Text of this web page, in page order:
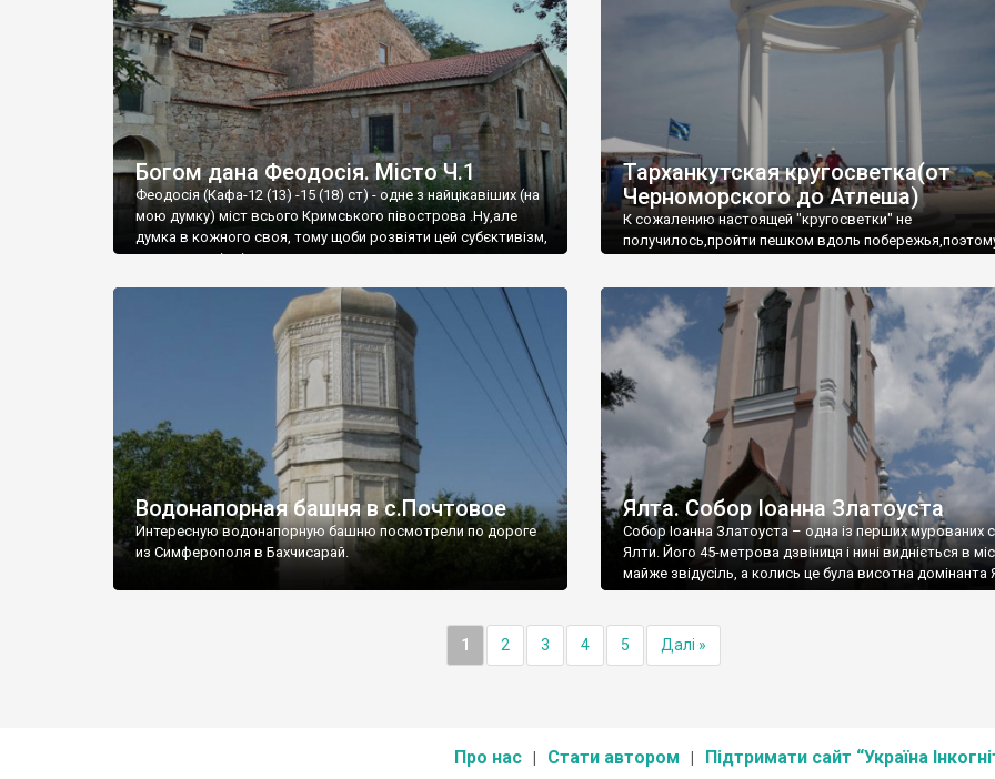
Богом дана Феодосія. Місто Ч.1
Феодосія (Кафа-12 (13) -15 (18) ст) - одне з найцікавіших (на
мою думку) міст всього Кримського півострова .Ну,але
думка в кожного своя, тому щоби розвіяти цей субєктивізм,
запрошую відвідати це
Тарханкутская кругосветка(от
Черноморского до Атлеша)
К сожалению настоящей "кругосветки" не
получилось,пройти пешком вдоль
Водонапорная башня в с.Почтовое
Интересную водонапорную башню посмотрели по дороге
из Симферополя в Бахчисарай.
Ялта. Собор Іоанна Златоуста
Собор Іоанна Златоуста – одна із перших мурованих
Ялти. Його 45-метрова дзвіниця і нині видніється в
майже звідусіль, а колись це була висотна домінанта
1 2 3 4 5 Далі »
Про нас Стати автором Підтримати сайт “Україна